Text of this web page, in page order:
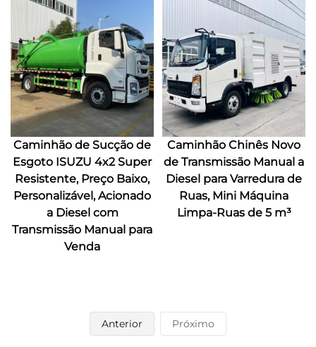
Caminhão de Sucção de
Esgoto ISUZU 4x2 Super
Resistente, Preço Baixo,
Personalizável, Acionado
a Diesel com
Transmissão Manual para
Venda
Caminhão Chinês Novo
de Transmissão Manual a
Diesel para Varredura de
Ruas, Mini Máquina
Limpa-Ruas de 5 m³
Anterior Próximo